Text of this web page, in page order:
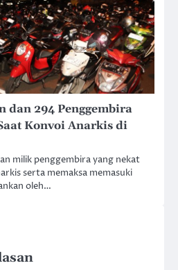
dan 294 Penggembira
Konvoi Anarkis di
milik penggembira yang nekat
serta memaksa memasuki
oleh…